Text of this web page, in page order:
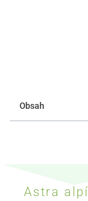
Obsah
Astra